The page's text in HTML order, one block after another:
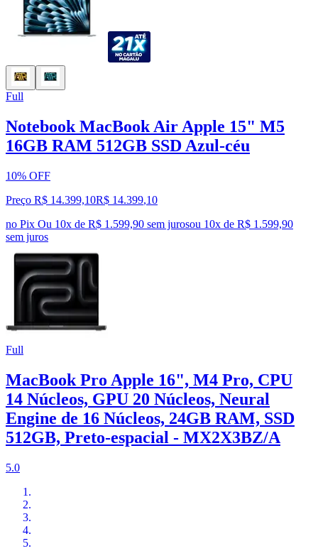
Full
Notebook MacBook Air Apple 15" M5
16GB RAM 512GB SSD Azul-céu
10% OFF
Preço R$ 14.399,10R$ 14.399,10
no Pix Ou 10x de R$ 1.599,90 sem jurosou 10x de R$ 1.599,90
sem juros
Full
MacBook Pro Apple 16", M4 Pro, CPU
14 Núcleos, GPU 20 Núcleos, Neural
Engine de 16 Núcleos, 24GB RAM, SSD
512GB, Preto-espacial - MX2X3BZ/A
5.0